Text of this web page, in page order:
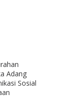
Adang
Sosial